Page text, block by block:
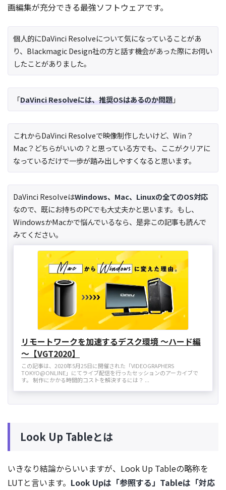
画編集が充分できる最強ソフトウェアです。
個人的にDaVinci Resolveについて気になっていることがあ
り、Blackmagic Design社の方と話す機会があった際にお伺い
したことがありました。
「DaVinci Resolveには、推奨OSはあるのか問題」
これからDaVinci Resolveで映像制作したいけど、Win？
Mac？どちらがいいの？と思っている方でも、ここがクリアに
なっているだけで一歩が踏み出しやすくなると思います。
DaVinci ResolveはWindows、Mac、Linuxの全てのOS対応
なので、既にお持ちのPCでも大丈夫かと思います。もし、
WindowsかMacかで悩んでいるなら、是非この記事も読んで
みてください。
リモートワークを加速するデスク環境 ～ハード編
～【VGT2020】
この記事は、2020年5月25日に開催された「VIDEOGRAPHERS
TOKYO@ONLINE」にてライブ配信を行ったセッションのアーカイブで
す。 制作にかかる時間的コストを解決するには？ ...
Look Up Tableとは
いきなり結論からいいますが、Look Up Tableの略称を
LUTと言います。 Look Upは「参照する」Tableは「対応